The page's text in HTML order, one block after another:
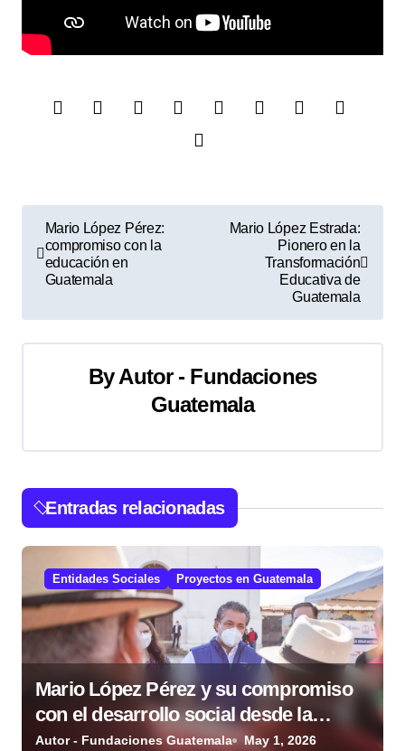
c
i
ó
n
d
e
e
n
Mario López Pérez:
compromiso con la
educación en
Guatemala
Mario López Estrada:
Pionero en la
Transformación
Educativa de
Guatemala
ByAutor - Fundaciones
Guatemala
Entradas relacionadas
Entidades Sociales Proyectos en Guatemala
Mario López Pérez y su compromiso
con el desarrollo social desde la
Fundación Mario López Estrada
Autor - Fundaciones Guatemala May 1, 2026